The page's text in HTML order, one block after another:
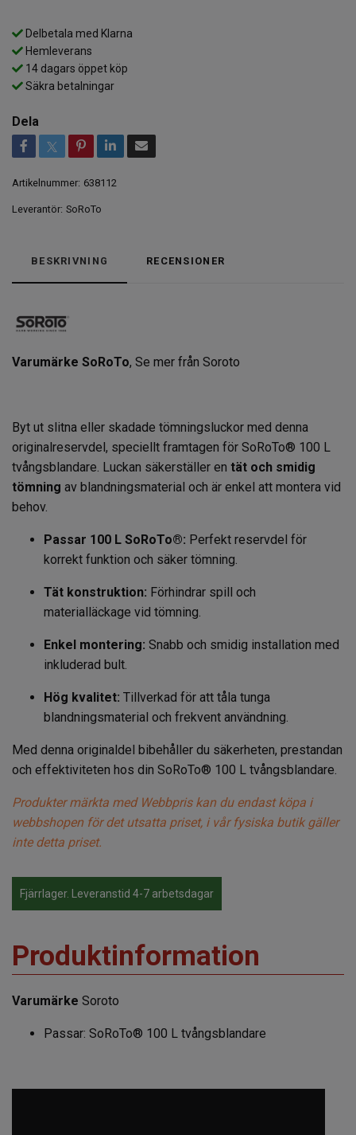
Delbetala med Klarna
Hemleverans
14 dagars öppet köp
Säkra betalningar
Dela
Artikelnummer: 638112
Leverantör: SoRoTo
BESKRIVNING RECENSIONER
Varumärke SoRoTo, Se mer från Soroto
Byt ut slitna eller skadade tömningsluckor med denna
originalreservdel, speciellt framtagen för SoRoTo® 100 L
tvångsblandare. Luckan säkerställer en tät och smidig
tömning av blandningsmaterial och är enkel att montera vid
behov.
Passar 100 L SoRoTo®: Perfekt reservdel för
korrekt funktion och säker tömning.
Tät konstruktion: Förhindrar spill och
materialläckage vid tömning.
Enkel montering: Snabb och smidig installation med
inkluderad bult.
Hög kvalitet: Tillverkad för att tåla tunga
blandningsmaterial och frekvent användning.
Med denna originaldel bibehåller du säkerheten, prestandan
och effektiviteten hos din SoRoTo® 100 L tvångsblandare.
Produkter märkta med Webbpris kan du endast köpa i
webbshopen för det utsatta priset, i vår fysiska butik gäller
inte detta priset.
Fjärrlager. Leveranstid 4-7 arbetsdagar
Produktinformation
Varumärke Soroto
Passar: SoRoTo® 100 L tvångsblandare